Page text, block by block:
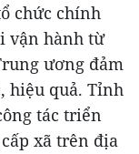
chức chính
vận hành từ
ương đảm
hiệu quả. Tỉnh
tác triển
xã trên địa